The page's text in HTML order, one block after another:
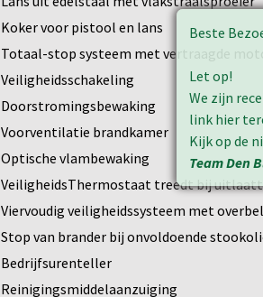
Koker voor pistool en lans
Totaal-stop systeem met vertraagde
Veiligheidsschakeling
Doorstromingsbewaking
Voorventilatie brandkamer
Optische vlambewaking
VeiligheidsThermostaat treedt bij
Viervoudig veiligheidssysteem met
Stop van brander bij onvoldoende
Bedrijfsurenteller
Reinigingsmiddelaanzuiging
Beste
Let op!
We zijn
link hier
Kijk op de
Team Den